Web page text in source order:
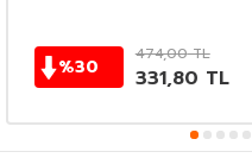
%30
474,00TL
331,80 TL